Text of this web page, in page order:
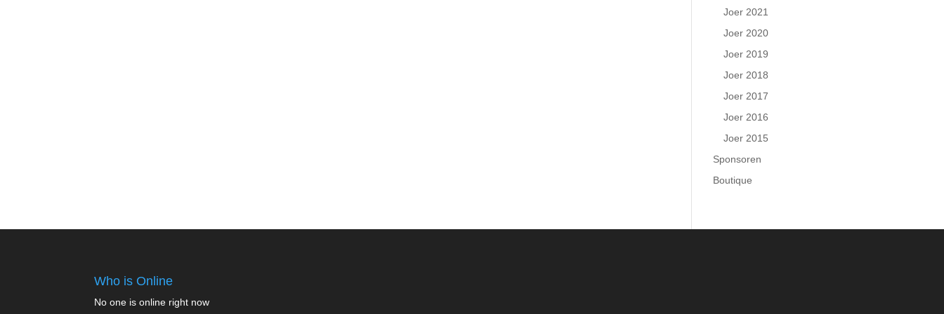
Joer 2021
Joer 2020
Joer 2019
Joer 2018
Joer 2017
Joer 2016
Joer 2015
Sponsoren
Boutique
Who is Online
No one is online right now